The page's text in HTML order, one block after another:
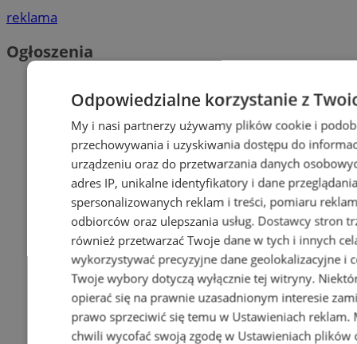
reklama
Ogłoszenia
Odpowiedzialne korzystanie z
My i nasi partnerzy używamy plików cookie i
przechowywania i uzyskiwania dostępu do
urządzeniu oraz do przetwarzania danych
adres IP, unikalne identyfikatory i dane
spersonalizowanych reklam i treści, pomiaru
odbiorców oraz ulepszania usług. Dostawcy stron
również przetwarzać Twoje dane w tych i innych
wykorzystywać precyzyjne dane geolokalizacyjne i
Twoje wybory dotyczą wyłącznie tej witryny.
opierać się na prawnie uzasadnionym interesie
prawo sprzeciwić się temu w Ustawieniach reklam.
chwili wycofać swoją zgodę w Ustawieniach plików